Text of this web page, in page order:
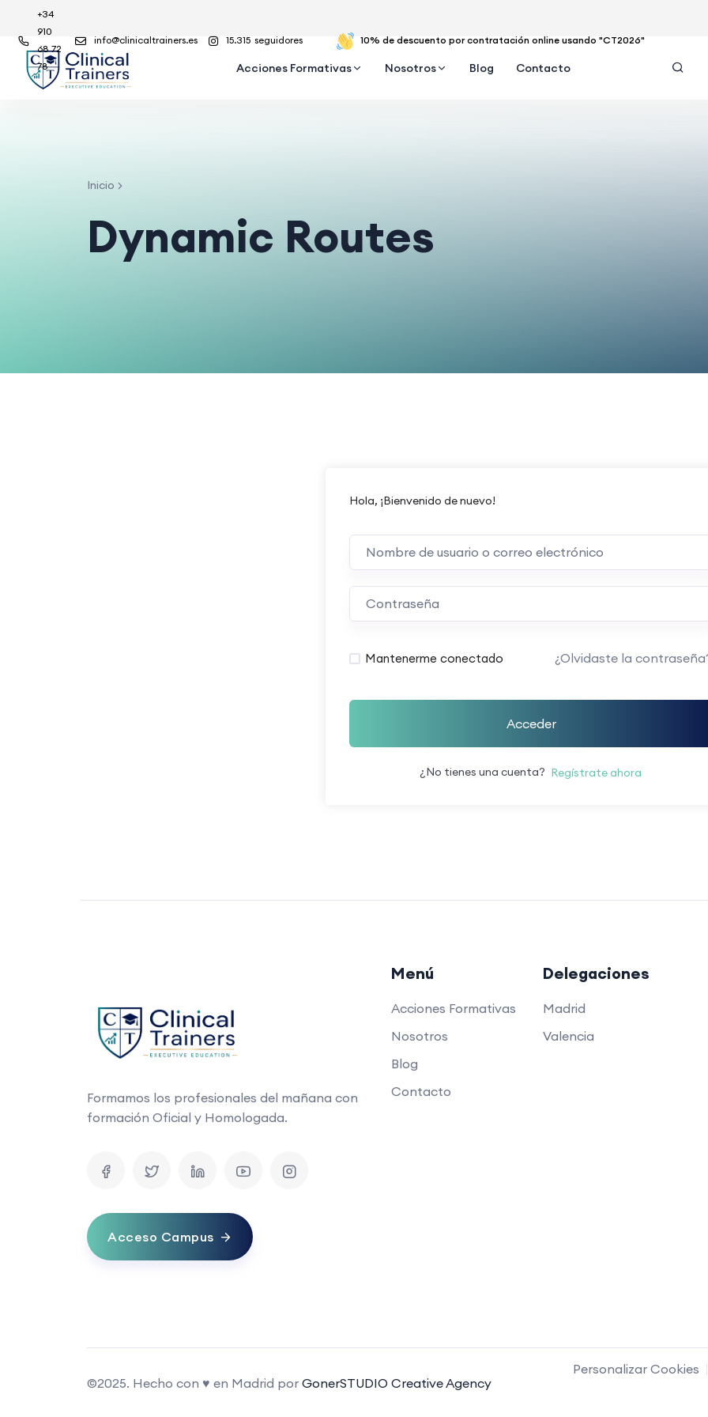
15.315 seguidores
info@clinicaltrainers.es
+34
910
68 72
78
10% de descuento por contratación online usando "CT2026"
Acciones Formativas Nosotros Blog Contacto
Inicio
Dynamic Routes
Hola, ¡Bienvenido de nuevo!
Mantenerme conectado ¿Olvidaste la
Acceder
¿No tienes una cuenta? Regístrate ahora
Formamos los profesionales del mañana con
formación Oficial y Homologada.
Acceso Campus
Menú
Acciones Formativas
Nosotros
Blog
Contacto
Delegaciones
Madrid
Valencia
©2025. Hecho con ♥ en Madrid por GonerSTUDIO Creative Agency
Personalizar Cookies